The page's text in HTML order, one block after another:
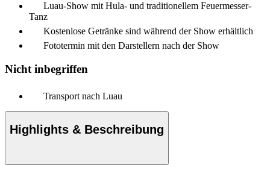
Luau-Show mit Hula- und traditionellem Feuermesser-
Tanz
Kostenlose Getränke sind während der Show erhältlich
Fototermin mit den Darstellern nach der Show
Nicht inbegriffen
Transport nach Luau
Highlights & Beschreibung